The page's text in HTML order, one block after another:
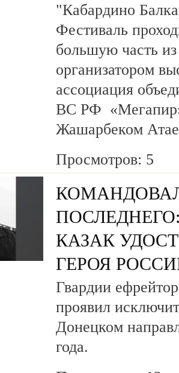
"Кабардино
Фестиваль
большую часть
организатором
ассоциация
ВС РФ «Мегапир»
Жашарбеком
Просмотров: 5
КАЗАК
ГЕРОЯ
Гвардии
проявил
Донецком
года.